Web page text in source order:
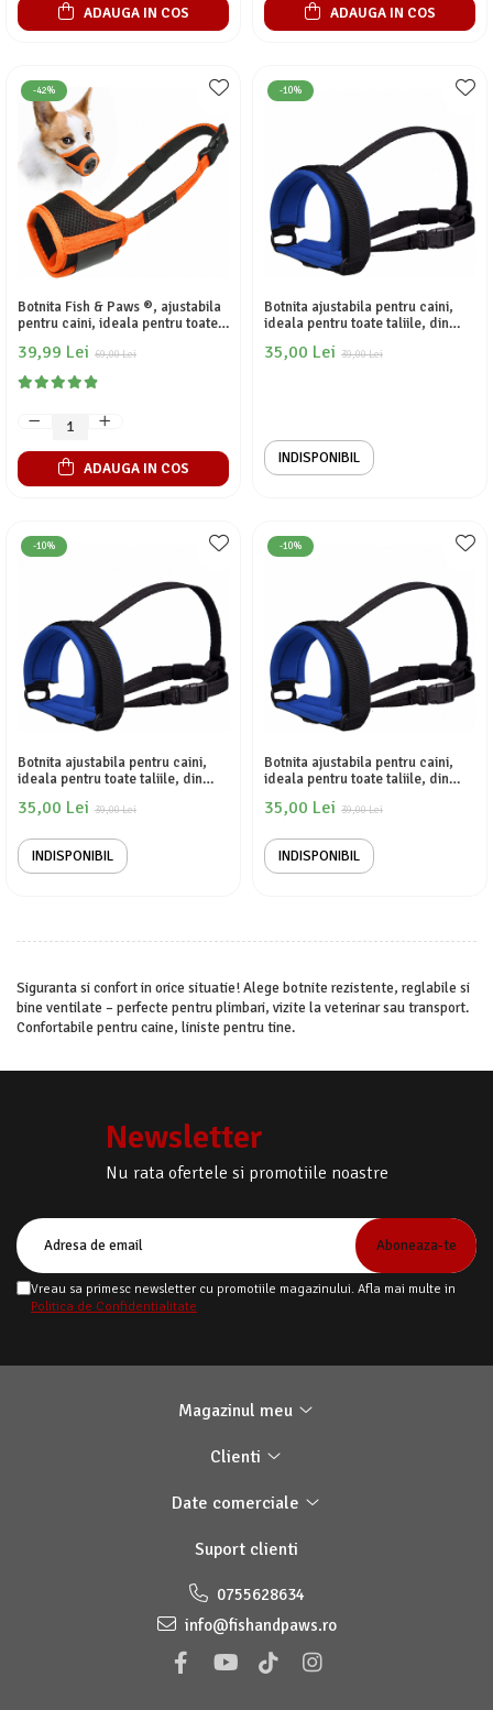
ADAUGA IN COS ADAUGA IN COS
-42%
Botnita Fish & Paws ®, ajustabila
pentru caini, ideala pentru toate
respiratia libera si in siguranta a
animalului tau, previne
muscaturile si latratul, Marimea
69,00 Lei
39,99 Lei
ADAUGA IN COS
-10%
Botnita ajustabila pentru caini,
ideala pentru toate taliile, din
in siguranta a animalului tau,
39,00 Lei
35,00 Lei
INDISPONIBIL
-10%
Botnita ajustabila pentru caini,
ideala pentru toate taliile, din
in siguranta a animalului tau,
Marimea M, Negru si Albastru
39,00 Lei
35,00 Lei
INDISPONIBIL
-10%
Botnita ajustabila pentru caini,
ideala pentru toate taliile, din
in siguranta a animalului tau,
Marimea L, Negru si Albastru
39,00 Lei
35,00 Lei
INDISPONIBIL
Siguranta si confort in orice situatie! Alege botnite rezistente, reglabile si
bine ventilate – perfecte pentru plimbari, vizite la veterinar sau transport.
Confortabile pentru caine, liniste pentru tine.
Newsletter
Nu rata ofertele si promotiile noastre
Vreau sa primesc newsletter cu promotiile magazinului. Afla mai multe in
Politica de Confidentialitate
Magazinul meu
Clienti
Date comerciale
Suport clienti
0755628634
info@fishandpaws.ro